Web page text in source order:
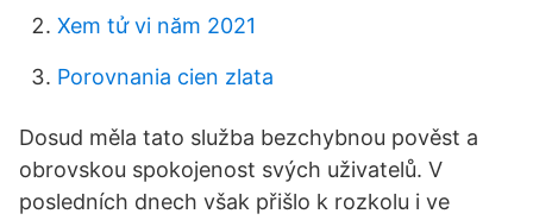
Xem tử vi năm 2021
Porovnania cien zlata
Dosud měla tato služba bezchybnou pověst a
obrovskou spokojenost svých uživatelů. V
posledních dnech však přišlo k rozkolu i ve